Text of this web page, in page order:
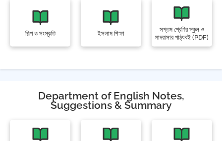
শিল্প ও সংস্কৃতি ইসলাম শিক্ষা
সপ্তম শ্রেণির স্কুল ও
মাদরাসার পাঠ্যবই (PDF)
Department of English Notes,
Suggestions & Summary